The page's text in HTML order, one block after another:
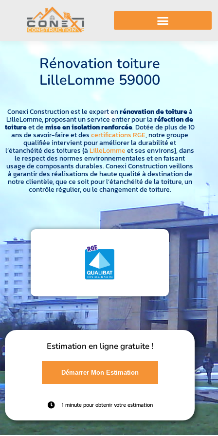
Rénovation toiture
LilleLomme 59000
Conexi Construction est le expert enrénovation de toitureà
LilleLomme, proposant un service entier pour laréfection de
toitureet demise en isolation renforcée. Dotée de plus de 10
ans de savoir-faire et descertifications RGE, notre groupe
qualifiée intervient pour améliorer la durabilité et
l’étanchéité des toitures {àLilleLommeet ses environs}, dans
le respect des normes environnementales et en faisant
usage de composants durables. Conexi Construction veillons
à garantir des réalisations de haute qualité à destination de
notre clientèle, que ce soit pour l’étanchéité de la toiture, un
contrôle régulier, ou le changement de toiture.
Estimation en ligne gratuite !
Démarrer Mon Estimation
1 minute pour obtenir votre estimation